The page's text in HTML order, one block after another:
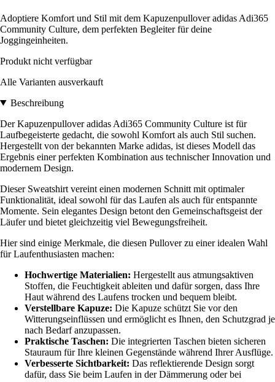
Adoptiere Komfort und Stil mit dem Kapuzenpullover adidas Adi365
Community Culture, dem perfekten Begleiter für deine
Joggingeinheiten.
Produkt nicht verfügbar
Alle Varianten ausverkauft
Beschreibung
Der Kapuzenpullover adidas Adi365 Community Culture ist für
Laufbegeisterte gedacht, die sowohl Komfort als auch Stil suchen.
Hergestellt von der bekannten Marke adidas, ist dieses Modell das
Ergebnis einer perfekten Kombination aus technischer Innovation und
modernem Design.
Dieser Sweatshirt vereint einen modernen Schnitt mit optimaler
Funktionalität, ideal sowohl für das Laufen als auch für entspannte
Momente. Sein elegantes Design betont den Gemeinschaftsgeist der
Läufer und bietet gleichzeitig viel Bewegungsfreiheit.
Hier sind einige Merkmale, die diesen Pullover zu einer idealen Wahl
für Laufenthusiasten machen:
Hochwertige Materialien: Hergestellt aus atmungsaktiven
Stoffen, die Feuchtigkeit ableiten und dafür sorgen, dass Ihre
Haut während des Laufens trocken und bequem bleibt.
Verstellbare Kapuze: Die Kapuze schützt Sie vor den
Witterungseinflüssen und ermöglicht es Ihnen, den Schutzgrad je
nach Bedarf anzupassen.
Praktische Taschen: Die integrierten Taschen bieten sicheren
Stauraum für Ihre kleinen Gegenstände während Ihrer Ausflüge.
Verbesserte Sichtbarkeit: Das reflektierende Design sorgt
dafür, dass Sie beim Laufen in der Dämmerung oder bei